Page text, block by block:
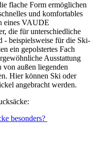
flache Form ermöglichen
und komfortables
eines VAUDE
die für unterschiedliche
- beispielsweise für die Ski-
ein gepolstertes Fach
Ausstattung
außen liegenden
Hier können Ski oder
angebracht werden.
besonders?